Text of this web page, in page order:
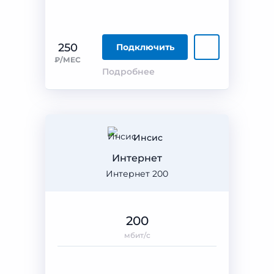
250
₽/МЕС
Подключить
Подробнее
Инсис
Интернет 200
Интернет
200
мбит/с